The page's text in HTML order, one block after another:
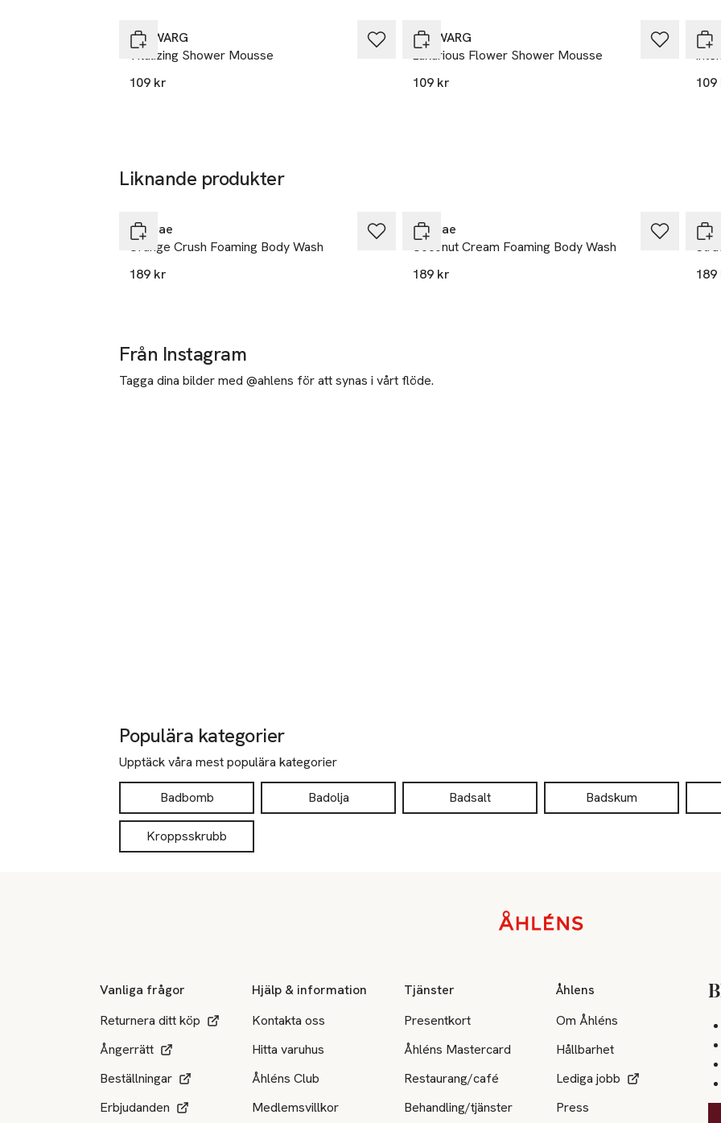
IDA WARG
Vitalizing Shower Mousse
109 kr
IDA WARG
Luxurious Flower Shower Mousse
109 kr
IDA
Liknande produkter
25% vid köp över 200kr
Sundae
Orange Crush Foaming Body Wash
189 kr
Sundae
Coconut Cream Foaming Body Wash
189 kr
Från Instagram
Tagga dina bilder med @ahlens för att synas i vårt flöde.
Populära kategorier
Upptäck våra mest populära kategorier
Badbomb Badolja Badsalt Badskum
Kroppsskrubb
Vanliga frågor
Returnera ditt köp
Ångerrätt
Beställningar
Erbjudanden
Hjälp & information
Kontakta oss
Hitta varuhus
Åhléns Club
Medlemsvillkor
Tjänster
Presentkort
Åhléns Mastercard
Restaurang/café
Behandling/tjänster
Åhlens
Om Åhléns
Hållbarhet
Lediga jobb
Press